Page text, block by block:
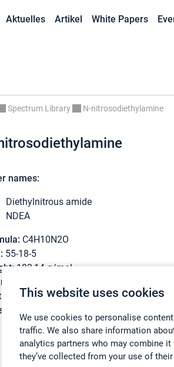
This website uses cookies
We use cookies to personalise
traffic. We also share information
analytics partners who may combine
they’ve collected from your use of
Aktuelles Artikel White Papers
Spectrum Library N-nitrosodiethylamine
names:
Diethylnitrous amide
NDEA
C4H10N2O
55-18-5
102,14 g/mol
point:
point:< 25 °C